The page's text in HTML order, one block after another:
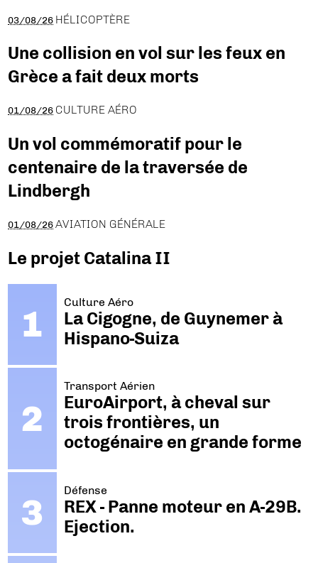
03/08/26 HÉLICOPTÈRE
Une collision en vol sur les feux en
Grèce a fait deux morts
01/08/26 CULTURE AÉRO
Un vol commémoratif pour le
centenaire de la traversée de
Lindbergh
01/08/26 AVIATION GÉNÉRALE
Le projet Catalina II
Culture Aéro
La Cigogne, de Guynemer à
Hispano-Suiza
Transport Aérien
EuroAirport, à cheval sur
trois frontières, un
octogénaire en grande forme
Défense
REX - Panne moteur en A-29B.
Ejection.